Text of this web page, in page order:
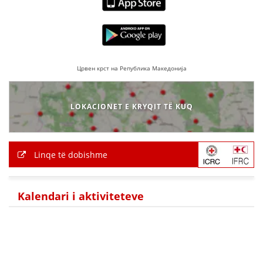
Црвен крст на Република Македонија
LOKACIONET E KRYQIT TË KUQ
Linqe të dobishme
Kalendari i aktiviteteve